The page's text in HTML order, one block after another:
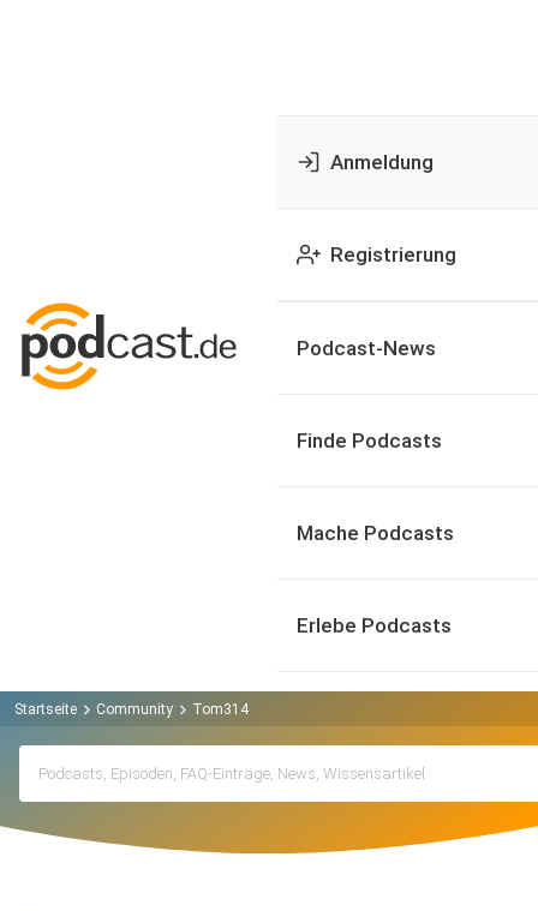
Anmeldung
Registrierung
Podcast-News
Finde Podcasts
Mache Podcasts
Erlebe Podcasts
Startseite Community Tom314